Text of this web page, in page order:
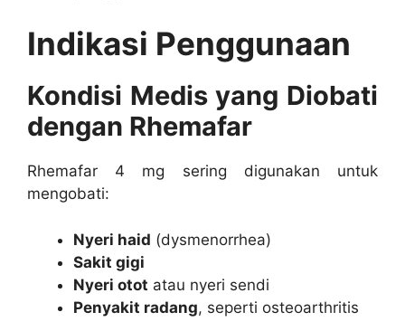
Indikasi Penggunaan
Kondisi Medis yang Diobati
dengan Rhemafar
Rhemafar 4 mg sering digunakan untuk
mengobati:
Nyeri haid (dysmenorrhea)
Sakit gigi
Nyeri otot atau nyeri sendi
Penyakit radang, seperti osteoarthritis